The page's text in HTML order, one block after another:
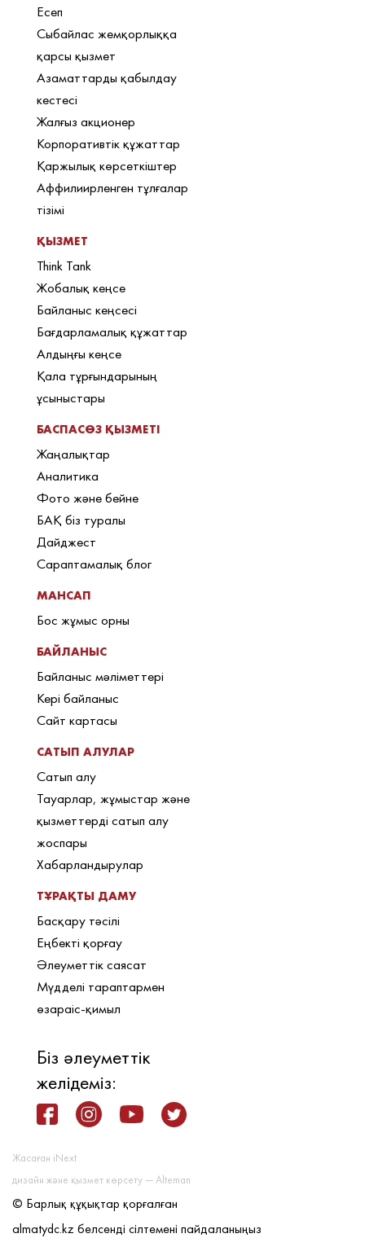
Есеп
Сыбайлас жемқорлыққа
қарсы қызмет
Азаматтарды қабылдау
кестесі
Жалғыз акционер
Корпоративтік құжаттар
Қаржылық көрсеткіштер
Аффилиирленген тұлғалар
тізімі
ҚЫЗМЕТ
Think Tank
Жобалық кеңсе
Байланыс кеңсесі
Бағдарламалық құжаттар
Алдыңғы кеңсе
Қала тұрғындарының
ұсыныстары
БАСПАСӨЗ ҚЫЗМЕТІ
Жаңалықтар
Аналитика
Фото және бейне
БАҚ біз туралы
Дайджест
Сараптамалық блог
МАНСАП
Бос жұмыс орны
БАЙЛАНЫС
Байланыс мәліметтері
Кері байланыс
Сайт картасы
САТЫП АЛУЛАР
Сатып алу
Тауарлар, жұмыстар және
қызметтерді сатып алу
жоспары
Хабарландырулар
ТҰРАҚТЫ ДАМУ
Басқару тәсілі
Еңбекті қорғау
Әлеуметтік саясат
Мүдделі тараптармен
өзараіс-қимыл
Біз әлеуметтік
желідеміз:
Жасаған iNext
дизайн және қызмет көрсету — Alteman
© Барлық құқықтар қорғалған
almatydc.kz белсенді сілтемені пайдаланыңыз